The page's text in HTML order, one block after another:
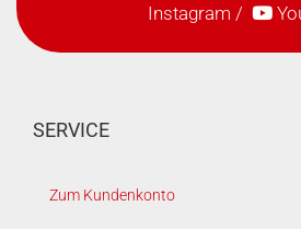
Instagram /
SERVICE
Zum Kundenkonto